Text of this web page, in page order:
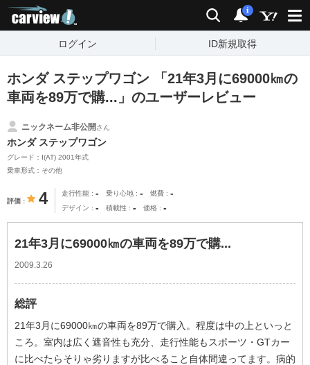
検索 通知
i
ログイン ID新規取得
ホンダ ステップワゴン 「21年3月に69000㎞の
車両を89万で購...」のユーザーレビュー
ニックネーム非公開さん
ホンダ ステップワゴン
グレード：I(AT) 2001年式
乗車形式：その他
評価 4 走行性能 - 乗り心地 - 燃費 -
デザイン - 積載性 - 価格 -
21年3月に69000㎞の車両を89万で購...
2009.3.26
総評
21年3月に69000㎞の車両を89万で購入。程度は中の上といっと
ころ。室内は広く遮音性も充分、走行性能もスポーツ・GTカー
に比べたらそりゃ劣りますが比べること自体間違ってます。病的